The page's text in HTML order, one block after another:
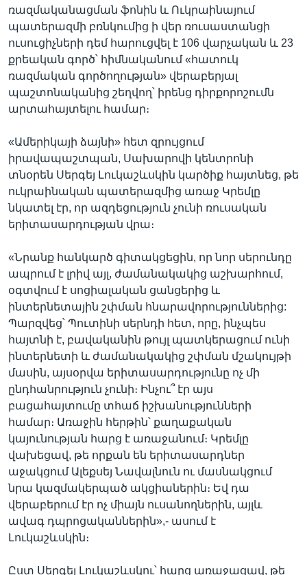
ռազմականացման ֆոնին և Ուկրաինայում
պատերազմի բռնկումից ի վեր ռուսաստանցի
ուսուցիչների դեմ հարուցվել է 106 վարչական և 23
քրեական գործ՝ հիմնականում «հատուկ
ռազմական գործողության» վերաբերյալ
պաշտոնականից շեղվող՝ իրենց դիրքորոշումն
արտահայտելու համար։
«Ամերիկայի ձայնի» հետ զրույցում
իրավապաշտպան, Սախարովի կենտրոնի
տնօրեն Սերգեյ Լուկաշևսկին կարծիք հայտնեց, թե
ուկրաինական պատերազմից առաջ Կրեմլը
նկատել էր, որ ազդեցություն չունի ռուսական
երիտասարդության վրա։
«Նրանք հանկարծ գիտակցեցին, որ նոր սերունդը
ապրում է լրիվ այլ, ժամանակակից աշխարհում,
օգտվում է սոցիալական ցանցերից և
ինտերնետային շփման հնարավորություններից:
Պարզվեց՝ Պուտինի սերնդի հետ, որը, ինչպես
հայտնի է, բավականին թույլ պատկերացում ունի
ինտերնետի և ժամանակակից շփման մշակույթի
մասին, այսօրվա երիտասարդությունը ոչ մի
ընդհանրություն չունի։ Ինչու՞ էր այս
բացահայտումը տհաճ իշխանությունների
համար։ Առաջին հերթին՝ քաղաքական
կայունության հարց է առաջանում։ Կրեմլը
վախեցավ, թե որքան են երիտասարդներ
աջակցում Ալեքսեյ Նավալնուն ու մասնակցում
նրա կազմակերպած ակցիաներին։ Եվ դա
վերաբերում էր ոչ միայն ուսանողներին, այլև
ավագ դպրոցականներին»,- ասում է
Լուկաշևսկին։
Ըստ Սերգեյ Լուկաշևսկու՝ հարց առաջացավ, թե